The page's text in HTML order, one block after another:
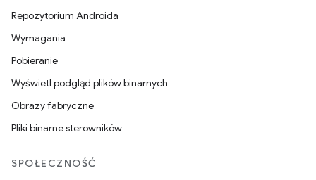
Repozytorium Androida
Wymagania
Pobieranie
Wyświetl podgląd plików binarnych
Obrazy fabryczne
Pliki binarne sterowników
SPOŁECZNOŚĆ